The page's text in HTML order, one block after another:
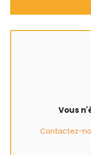
Vous
Contactez-